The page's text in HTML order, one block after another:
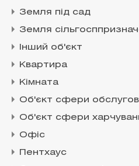
Земля під сад
Земля
Інший об'єкт
Квартира
Кімната
Об'єкт сфери
Об'єкт сфери
Офіс
Пентхаус